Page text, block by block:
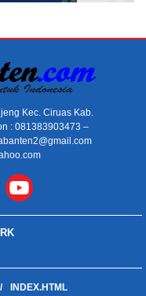
Kec. Ciruas Kab.
: 081383903473 –
INDEX.HTML